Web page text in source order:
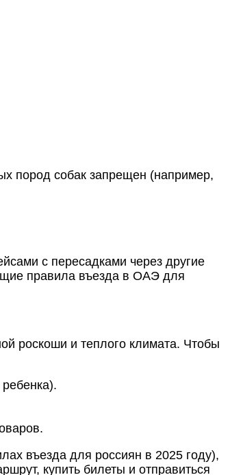
пород собак запрещен (например,
с пересадками через другие
правила въезда в ОАЭ для
роскоши и теплого климата. Чтобы
въезда для россиян в 2025 году),
купить билеты и отправиться